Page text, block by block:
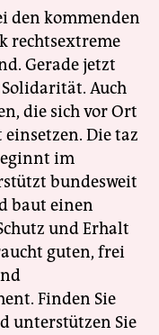
den kommenden
rechtsextreme
Gerade jetzt
Auch
die sich vor Ort
Die taz
im
bundesweit
baut einen
und Erhalt
guten, frei
Finden Sie
unterstützen Sie